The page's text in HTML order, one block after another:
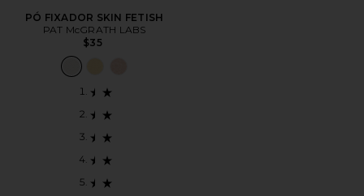
PÓ FIXADOR SKIN FETISH
PAT McGRATH LABS
$35